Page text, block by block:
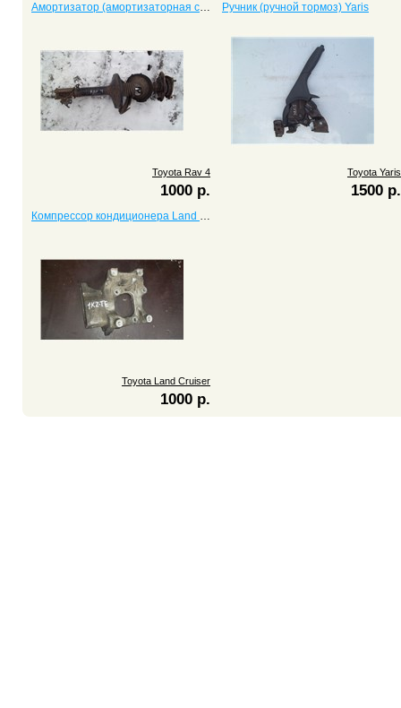
Амортизатор (амортизаторная стойка) передний левый Rav 4
Toyota Rav 4
1000 р.
Ручник (ручной тормоз) Yaris
Toyota Yaris
1500 р.
Компрессор кондиционера Land Cruiser с двигателем 1KZ-TE
Toyota Land Cruiser
1000 р.